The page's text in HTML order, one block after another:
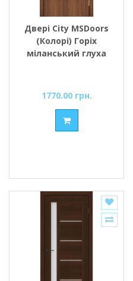
Двері City MSDoors
(Колорі) Горіх
міланський глуха
1770.00 грн.